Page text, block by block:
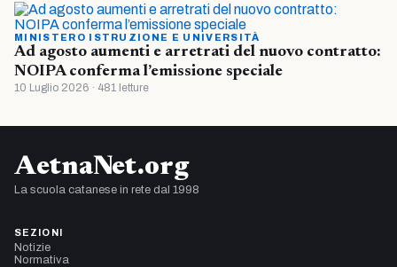
MINISTERO ISTRUZIONE E UNIVERSITÀ
Ad agosto aumenti e arretrati del nuovo contratto:
NOIPA conferma l’emissione speciale
10 Luglio 2026 · 481 letture
AetnaNet.org
La scuola catanese in rete dal 1998
SEZIONI
Notizie
Normativa